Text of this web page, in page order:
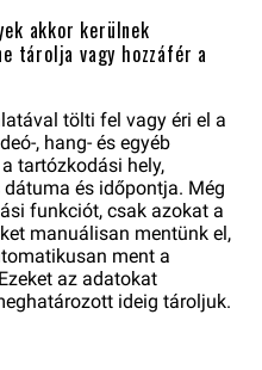
akkor kerülnek
tárolja vagy hozzáfér a
tölti fel vagy éri el a
, hang- és egyéb
tartózkodási hely,
és időpontja. Még
funkciót, csak azokat a
manuálisan mentünk el,
ment a
az adatokat
ideig tároljuk.